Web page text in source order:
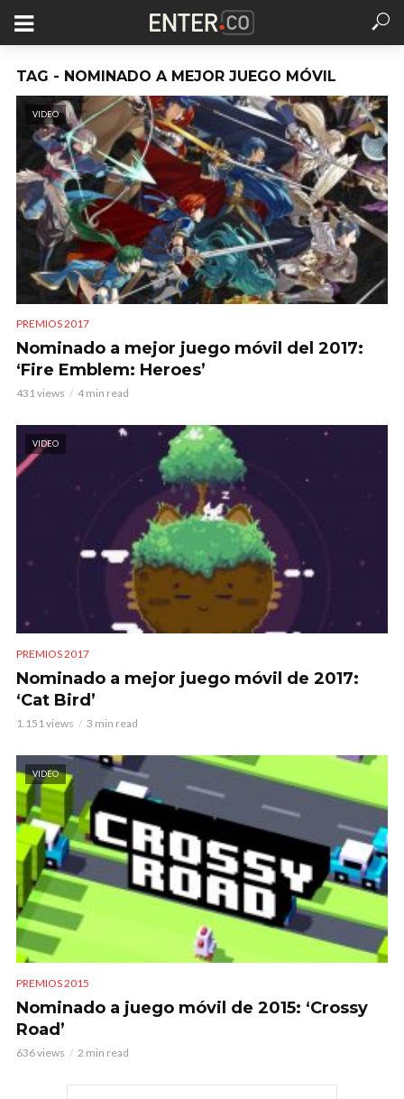
TAG - NOMINADO A MEJOR JUEGO MÓVIL
VIDEO
PREMIOS 2017
Nominado a mejor juego móvil del 2017:
‘Fire Emblem: Heroes’
431 views 4 min read
VIDEO
PREMIOS 2017
Nominado a mejor juego móvil de 2017:
‘Cat Bird’
1.151 views 3 min read
VIDEO
PREMIOS 2015
Nominado a juego móvil de 2015: ‘Crossy
Road’
636 views 2 min read